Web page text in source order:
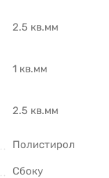
2.5 кв.мм
1 кв.мм
2.5 кв.мм
Полистирол
Сбоку